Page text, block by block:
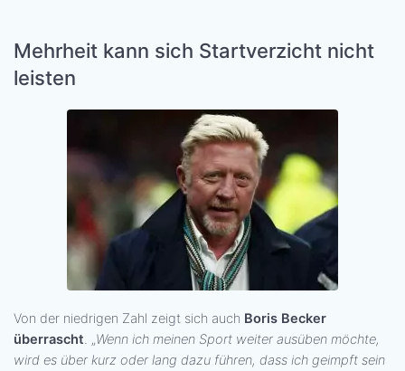
Mehrheit kann sich Startverzicht nicht
leisten
Von der niedrigen Zahl zeigt sich auch Boris Becker
überrascht. „Wenn ich meinen Sport weiter ausüben möchte,
wird es über kurz oder lang dazu führen, dass ich geimpft sein